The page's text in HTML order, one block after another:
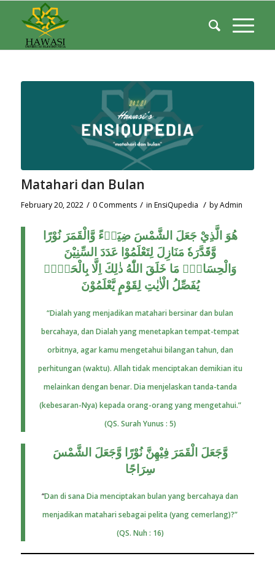
Matahari dan Bulan
February 20, 2022 / 0 Comments / in EnsiQupedia / byAdmin
هُوَ الَّذِيْ جَعَلَ الشَّمْسَ ضِيَاۤءً وَّالْقَمَرَ نُوْرًا
وَّقَدَّرَهٗ مَنَازِلَ لِتَعْلَمُوْا عَدَدَ السِّنِيْنَ
وَالْحِسَابَۗ مَا خَلَقَ اللّٰهُ ذٰلِكَ اِلَّا بِالْحَقِّۗ
يُفَصِّلُ الْاٰيٰتِ لِقَوْمٍ يَّعْلَمُوْنَ
“Dialah yang menjadikan matahari bersinar dan bulan
bercahaya, dan Dialah yang menetapkan tempat-tempat
orbitnya, agar kamu mengetahui bilangan tahun, dan
perhitungan (waktu). Allah tidak menciptakan demikian itu
melainkan dengan benar. Dia menjelaskan tanda-tanda
(kebesaran-Nya) kepada orang-orang yang mengetahui.”
(QS. Surah Yunus : 5)
وَّجَعَلَ الْقَمَرَ فِيْهِنَّ نُوْرًا وَّجَعَلَ الشَّمْسَ
سِرَاجًا
“Dan di sana Dia menciptakan bulan yang bercahaya dan
menjadikan matahari sebagai pelita (yang cemerlang)?”
(QS. Nuh : 16)